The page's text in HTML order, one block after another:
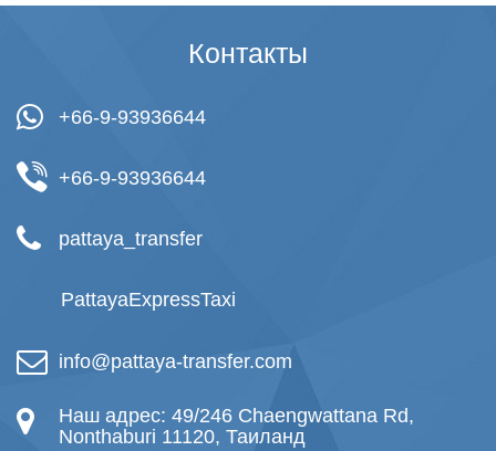
Контакты
+66-9-93936644
+66-9-93936644
pattaya_transfer
PattayaExpressTaxi
info@pattaya-transfer.com
Наш адрес: 49/246 Chaengwattana Rd,
Nonthaburi 11120, Таиланд